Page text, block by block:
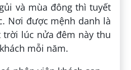
và mùa đông thì tuyết
Nơi được mệnh danh là
trời lúc nửa đêm này thu
mỗi năm.